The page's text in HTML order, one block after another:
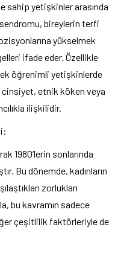
sahip yetişkinler arasında
bireylerin terfi
yükselmek
ifade eder. Özellikle
öğrenimli yetişkinlerde
cinsiyet, etnik köken veya
ilişkilidir.
1980’lerin sonlarında
Bu dönemde, kadınların
zorlukları
bu kavramın sadece
çeşitlilik faktörleriyle de